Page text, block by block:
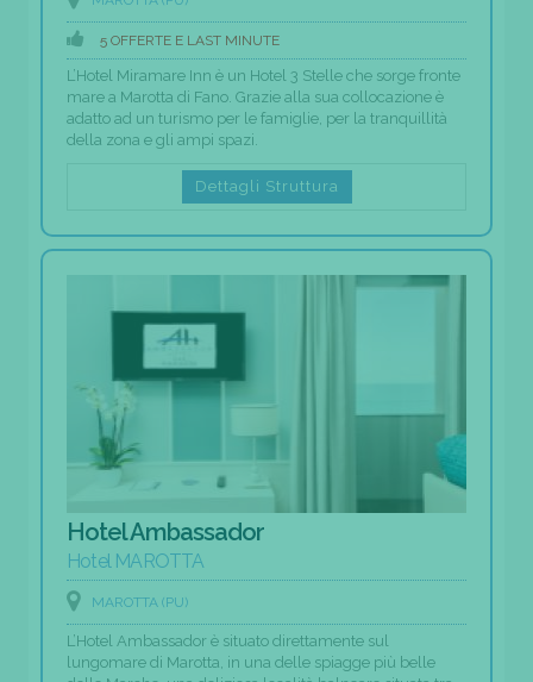
5 OFFERTE E LAST MINUTE
L’Hotel Miramare Inn è un Hotel 3 Stelle che sorge fronte
mare a Marotta di Fano. Grazie alla sua collocazione è
adatto ad un turismo per le famiglie, per la tranquillità
della zona e gli ampi spazi.
Dettagli Struttura
Hotel Ambassador
Hotel MAROTTA
MAROTTA (PU)
L’Hotel Ambassador è situato direttamente sul
lungomare di Marotta, in una delle spiagge più belle